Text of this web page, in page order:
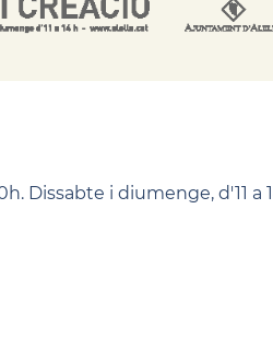
Dissabte i diumenge, d'11 a